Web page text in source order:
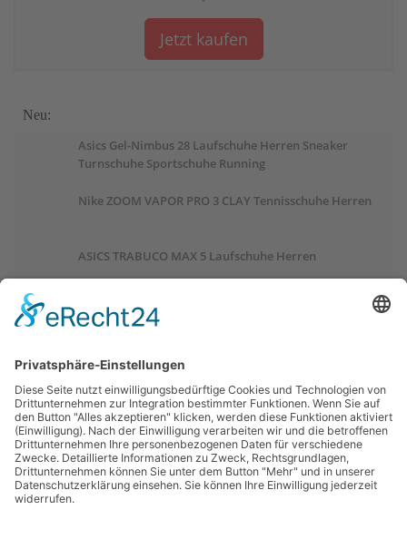
Jetzt kaufen
Neu:
Asics Gel-Nimbus 28 Laufschuhe Herren Sneaker
Turnschuhe Sportschuhe Running
Nike ZOOM VAPOR PRO 3 CLAY Tennisschuhe Herren
ASICS TRABUCO MAX 5 Laufschuhe Herren
ASICS GEL-PULSE 17 Laufschuhe Damen
Salomon OUTCHILL Winterschuhe Damen
ASICS GEL-CUMULUS 28 Laufschuhe Damen